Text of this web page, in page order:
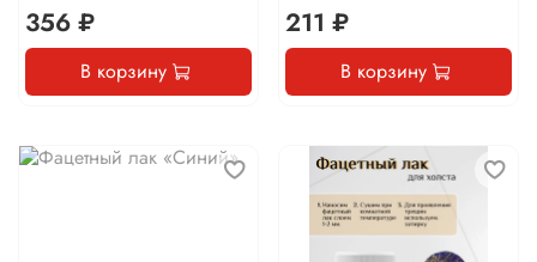
356 ₽
В корзину
211 ₽
В корзину